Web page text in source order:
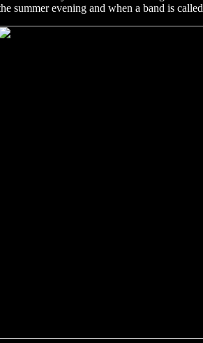
summer evening and when a band is